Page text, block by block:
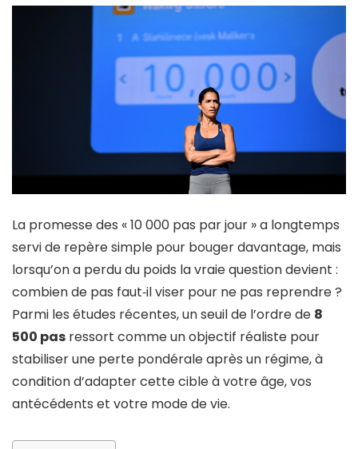
La promesse des « 10 000 pas par jour » a longtemps
servi de repère simple pour bouger davantage, mais
lorsqu’on a perdu du poids la vraie question devient :
combien de pas faut‑il viser pour ne pas reprendre ?
Parmi les études récentes, un seuil de l’ordre de 8
500 pas ressort comme un objectif réaliste pour
stabiliser une perte pondérale après un régime, à
condition d’adapter cette cible à votre âge, vos
antécédents et votre mode de vie.